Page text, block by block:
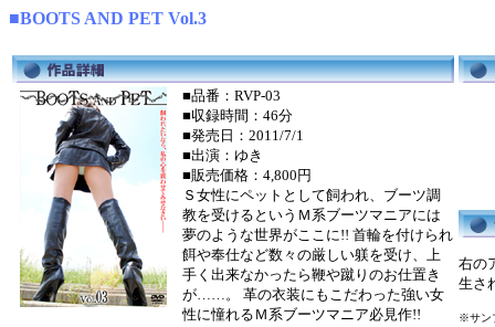
■BOOTS AND PET Vol.3
■品番：RVP-03
■収録時間：46分
■発売日：2011/7/1
■出演：ゆき
■販売価格：4,800円
Ｓ女性にペットとして飼われ、ブーツ調
教を受けるというＭ系ブーツマニアには
夢のような世界がここに!! 首輪を付けられ
餌や奉仕など数々の厳しい躾を受け、上
手く出来なかったら鞭や蹴りのお仕置き
が……。 革の衣装にもこだわった強い女
性に憧れるＭ系ブーツマニア必見作!!
右の
生さ
※サン